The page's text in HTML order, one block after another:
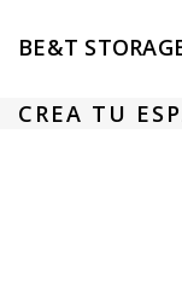
BE&T
CREA TU